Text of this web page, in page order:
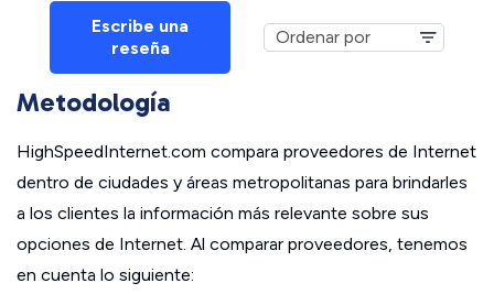
Escribe una
reseña
Metodología
HighSpeedInternet.com compara proveedores de Internet
dentro de ciudades y áreas metropolitanas para brindarles
a los clientes la información más relevante sobre sus
opciones de Internet. Al comparar proveedores, tenemos
en cuenta lo siguiente: